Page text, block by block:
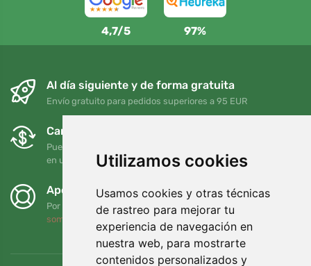
Utilizamos cookies
Usamos cookies y otras técnicas
de rastreo para mejorar tu
experiencia de navegación en
nuestra web, para mostrarte
contenidos personalizados y
4,7/5 97%
Al día siguiente y de forma gratuita
Envío gratuito para pedidos superiores a 95 EUR
Cambios y devoluciones gratuitos
Puede devolver o cambiar su pedido en cualquier momento
en un plazo de 90 días
Apoyamos a Trees.org
Por cada pedido plantamos un árbol. Leer más
somos